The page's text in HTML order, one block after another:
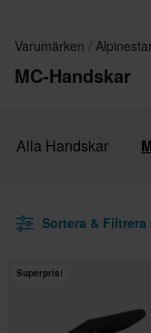
Varumärken
MC-Handskar
Alla Handskar
Sortera & Filtrera
Superpris!